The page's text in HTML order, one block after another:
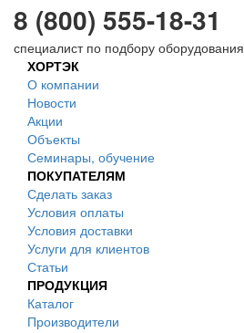
8 (800) 555-18-31
специалист по подбору оборудования
ХОРТЭК
О компании
Новости
Акции
Объекты
Семинары, обучение
ПОКУПАТЕЛЯМ
Сделать заказ
Условия оплаты
Условия доставки
Услуги для клиентов
Статьи
ПРОДУКЦИЯ
Каталог
Производители